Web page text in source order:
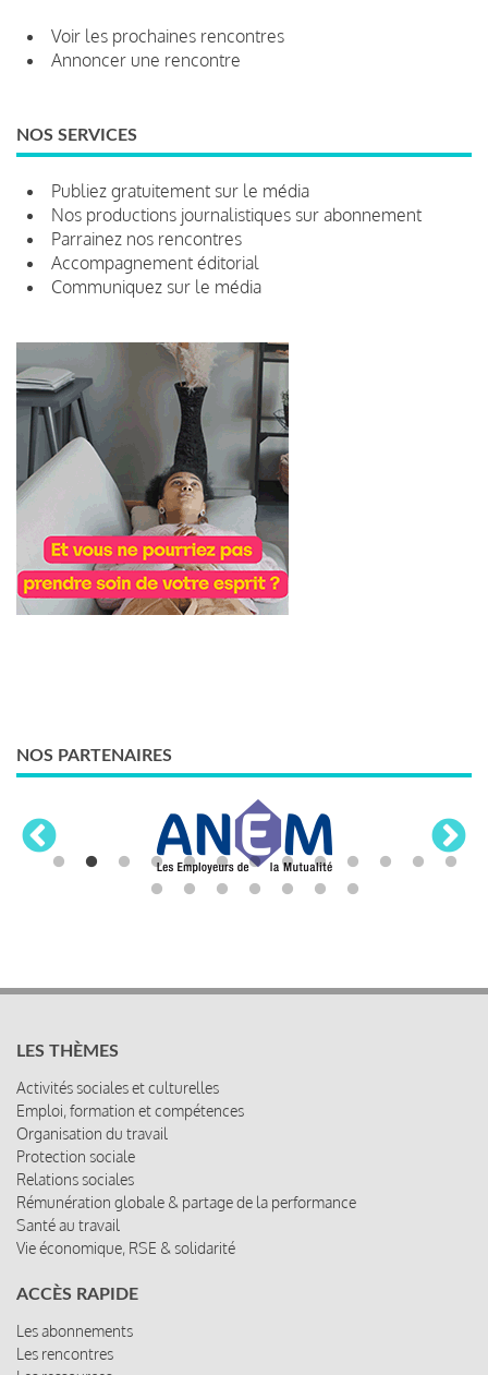
Voir les prochaines rencontres
Annoncer une rencontre
NOS SERVICES
Publiez gratuitement sur le média
Nos productions journalistiques sur abonnement
Parrainez nos rencontres
Accompagnement éditorial
Communiquez sur le média
NOS PARTENAIRES
LES THÈMES
Activités sociales et culturelles
Emploi, formation et compétences
Organisation du travail
Protection sociale
Relations sociales
Rémunération globale & partage de la performance
Santé au travail
Vie économique, RSE & solidarité
ACCÈS RAPIDE
Les abonnements
Les rencontres